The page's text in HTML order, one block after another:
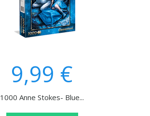
9,99 €
1000 Anne Stokes- Blue...